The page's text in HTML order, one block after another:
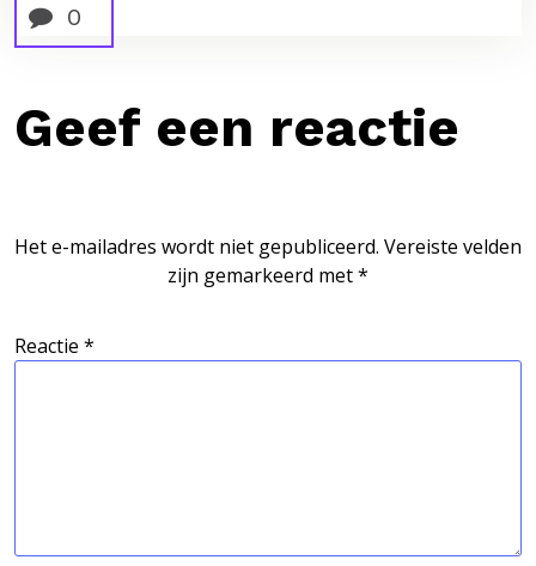
0
Geef een reactie
Het e-mailadres wordt niet gepubliceerd. Vereiste velden
zijn gemarkeerd met*
Reactie *